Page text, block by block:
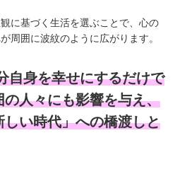
に基づく生活を選ぶことで、心の
周囲に波紋のように広がります。
自身を幸せにするだけで
人々にも影響を与え、
い時代」への橋渡しと